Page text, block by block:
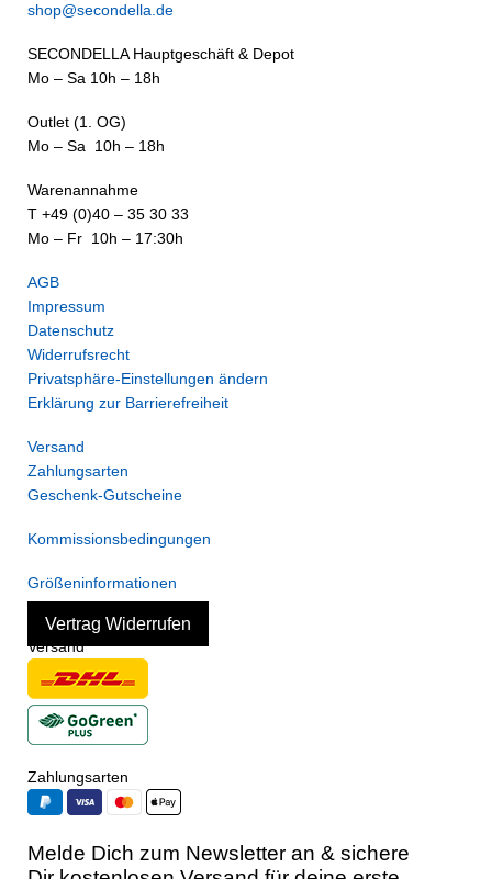
shop@secondella.de
SECONDELLA Hauptgeschäft & Depot
Mo – Sa 10h – 18h
Outlet (1. OG)
Mo – Sa 10h – 18h
Warenannahme
T +49 (0)40 – 35 30 33
Mo – Fr 10h – 17:30h
AGB
Impressum
Datenschutz
Widerrufsrecht
Privatsphäre-Einstellungen ändern
Erklärung zur Barrierefreiheit
Versand
Zahlungsarten
Geschenk-Gutscheine
Kommissionsbedingungen
Größeninformationen
Vertrag Widerrufen
Versand
Zahlungsarten
Melde Dich zum Newsletter an & sichere